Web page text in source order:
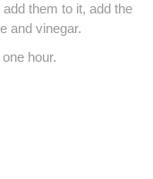
them to it, add the
and vinegar.
hour.